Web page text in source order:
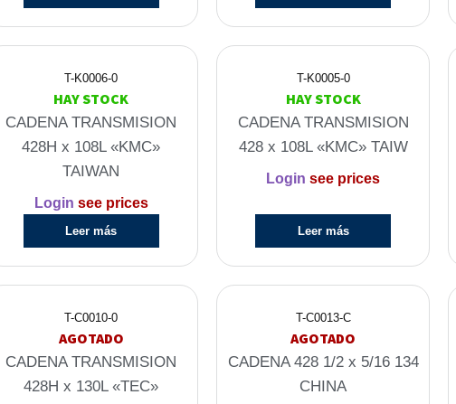
T-K0006-0
HAY STOCK
CADENA TRANSMISION
428H x 108L «KMC»
TAIWAN
Login see prices
Leer más
T-K0005-0
HAY STOCK
CADENA TRANSMISION
428 x 108L «KMC» TAIW
Login see prices
Leer más
T-C0010-0
AGOTADO
CADENA TRANSMISION
428H x 130L «TEC»
T-C0013-C
AGOTADO
CADENA 428 1/2 x 5/16 134
CHINA